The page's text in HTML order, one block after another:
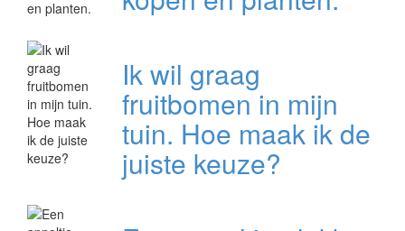
Ik wil graag
fruitbomen in mijn
tuin. Hoe maak ik de
juiste keuze?